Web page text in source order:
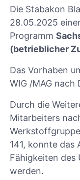
Die Stabakon
28.05.2025
Programm
(betrieblicher
Das Vorhaben
WIG /MAG nach
Durch die
Mitarbeiters
141, konnte
Fähigkeiten
werden.